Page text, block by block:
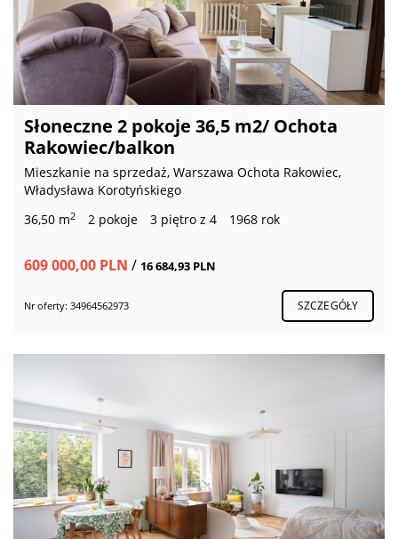
Słoneczne 2 pokoje 36,5 m2/ Ochota
Rakowiec/balkon
Mieszkanie na sprzedaż, Warszawa Ochota Rakowiec,
Władysława Korotyńskiego
36,50 m2 2 pokoje 3 piętro z 4 1968 rok
609 000,00 PLN / 16 684,93 PLN
Nr oferty: 34964562973 SZCZEGÓŁY